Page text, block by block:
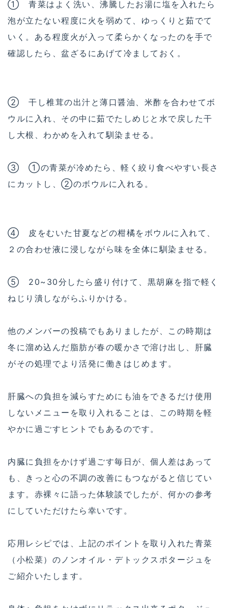
① 青菜はよく洗い、沸騰したお湯に塩を入れたら
泡が立たない程度に火を弱めて、ゆっくりと茹でて
いく。ある程度火が入って柔らかくなったのを手で
確認したら、盆ざるにあげて冷ましておく。
② 干し椎茸の出汁と薄口醤油、米酢を合わせてボ
ウルに入れ、その中に茹でたしめじと水で戻した干
し大根、わかめを入れて馴染ませる。
③ ①の青菜が冷めたら、軽く絞り食べやすい長さ
にカットし、②のボウルに入れる。
④ 皮をむいた甘夏などの柑橘をボウルに入れて、
２の合わせ液に浸しながら味を全体に馴染ませる。
⑤ 20~30分したら盛り付けて、黒胡麻を指で軽く
ねじり潰しながらふりかける。
他のメンバーの投稿でもありましたが、この時期は
冬に溜め込んだ脂肪が春の暖かさで溶け出し、肝臓
がその処理でより活発に働きはじめます。
肝臓への負担を減らすためにも油をできるだけ使用
しないメニューを取り入れることは、この時期を軽
やかに過ごすヒントでもあるのです。
内臓に負担をかけず過ごす毎日が、個人差はあって
も、きっと心の不調の改善にもつながると信じてい
ます。赤裸々に語った体験談でしたが、何かの参考
にしていただけたら幸いです。
応用レシピでは、上記のポイントを取り入れた青菜
（小松菜）のノンオイル・デトックスポタージュを
ご紹介いたします。